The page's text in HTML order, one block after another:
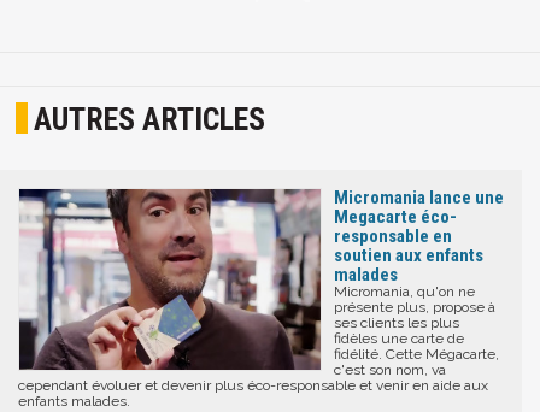
AUTRES ARTICLES
Micromania lance une
Megacarte éco-
responsable en
soutien aux enfants
malades
Micromania, qu'on ne
présente plus, propose à
ses clients les plus
fidèles une carte de
fidélité. Cette Mégacarte,
c'est son nom, va
cependant évoluer et devenir plus éco-responsable et venir en aide aux
enfants malades.